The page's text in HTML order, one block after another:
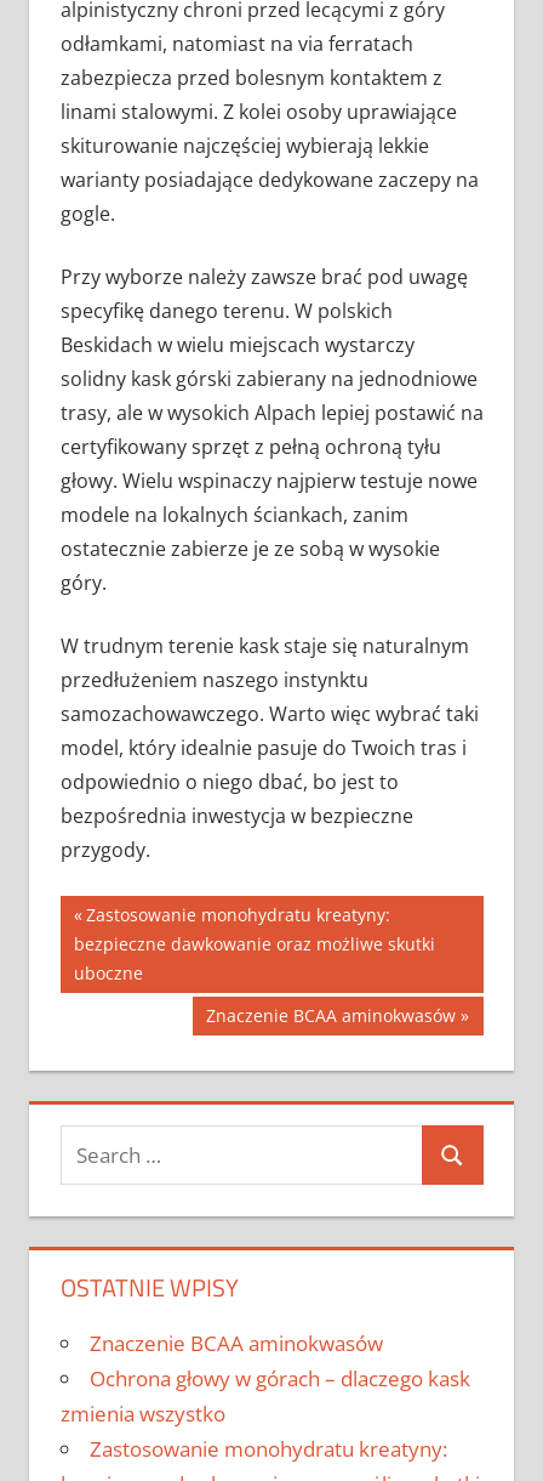
alpinistyczny chroni przed lecącymi z góry
odłamkami, natomiast na via ferratach
zabezpiecza przed bolesnym kontaktem z
linami stalowymi. Z kolei osoby uprawiające
skiturowanie najczęściej wybierają lekkie
warianty posiadające dedykowane zaczepy na
gogle.
Przy wyborze należy zawsze brać pod uwagę
specyfikę danego terenu. W polskich
Beskidach w wielu miejscach wystarczy
solidny kask górski zabierany na jednodniowe
trasy, ale w wysokich Alpach lepiej postawić na
certyfikowany sprzęt z pełną ochroną tyłu
głowy. Wielu wspinaczy najpierw testuje nowe
modele na lokalnych ściankach, zanim
ostatecznie zabierze je ze sobą w wysokie
góry.
W trudnym terenie kask staje się naturalnym
przedłużeniem naszego instynktu
samozachowawczego. Warto więc wybrać taki
model, który idealnie pasuje do Twoich tras i
odpowiednio o niego dbać, bo jest to
bezpośrednia inwestycja w bezpieczne
przygody.
Nawigacja
wpisu
Previous
Post:
Zastosowanie monohydratu kreatyny:
bezpieczne dawkowanie oraz możliwe skutki
uboczne
Next
Znaczenie BCAA aminokwasów
Search
for:
Search
OSTATNIE WPISY
Znaczenie BCAA aminokwasów
Ochrona głowy w górach – dlaczego kask
zmienia wszystko
Zastosowanie monohydratu kreatyny: